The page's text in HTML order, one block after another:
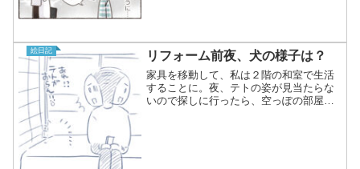
絵日記 リフォーム前夜、犬の様子は？
家具を移動して、私は２階の和室で生活
することに。夜、テトの姿が見当たらな
いので探しに行ったら、空っぽの部屋で